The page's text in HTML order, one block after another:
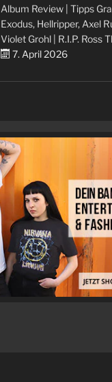
Album Review | Tipps
Exodus, Hellripper, Axel
Violet Grohl | R.I.P. Ross
7. April 2026